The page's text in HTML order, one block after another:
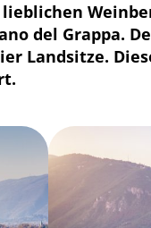
del Grappa.
Landsitze.